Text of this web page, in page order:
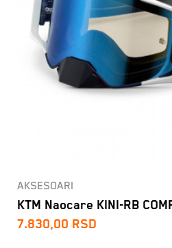
AKSESOARI
KTM Naocare KINI-RB
7.830,00 RSD